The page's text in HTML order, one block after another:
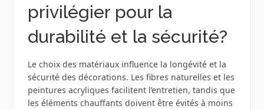
privilégier pour la
durabilité et la sécurité?
Le choix des matériaux influence la longévité et la
sécurité des décorations. Les fibres naturelles et les
peintures acryliques facilitent l’entretien, tandis que
les éléments chauffants doivent être évités à moins